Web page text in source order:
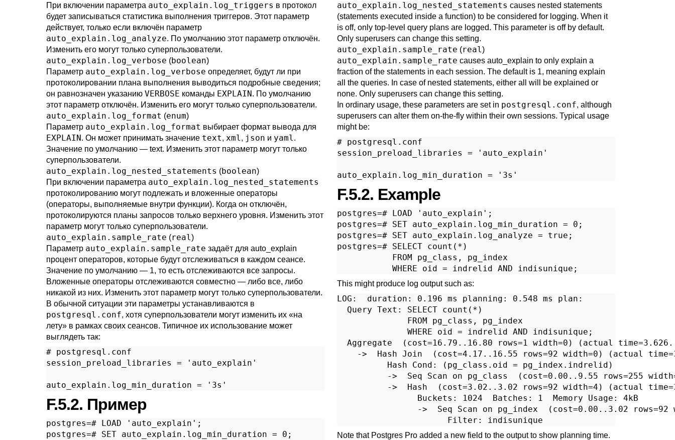
При включении параметра auto_explain.log_triggers в протокол
будет записываться статистика выполнения триггеров. Этот параметр
действует, только если включён параметр
auto_explain.log_analyze. По умолчанию этот параметр отключён.
Изменить его могут только суперпользователи.
auto_explain.log_verbose (boolean)
Параметр auto_explain.log_verbose определяет, будут ли при
протоколировании плана выполнения выводиться подробные сведения;
он равнозначен указанию VERBOSE команды EXPLAIN. По умолчанию
этот параметр отключён. Изменить его могут только суперпользователи.
auto_explain.log_format (enum)
Параметр auto_explain.log_format выбирает формат вывода для
EXPLAIN. Он может принимать значение text, xml, json и yaml.
Значение по умолчанию — text. Изменить этот параметр могут только
суперпользователи.
auto_explain.log_nested_statements (boolean)
При включении параметра auto_explain.log_nested_statements
протоколированию могут подлежать и вложенные операторы
(операторы, выполняемые внутри функции). Когда он отключён,
протоколируются планы запросов только верхнего уровня. Изменить этот
параметр могут только суперпользователи.
auto_explain.sample_rate (real)
Параметр auto_explain.sample_rate задаёт для auto_explain
процент операторов, которые будут отслеживаться в каждом сеансе.
Значение по умолчанию — 1, то есть отслеживаются все запросы.
Вложенные операторы отслеживаются совместно — либо все, либо
никакой из них. Изменить этот параметр могут только суперпользователи.
В обычной ситуации эти параметры устанавливаются в
postgresql.conf, хотя суперпользователи могут изменить их «на
лету» в рамках своих сеансов. Типичное их использование может
выглядеть так:
# postgresql.conf
session_preload_libraries = 'auto_explain'
auto_explain.log_min_duration = '3s'
F.5.2. Пример
postgres=# LOAD 'auto_explain';
postgres=# SET auto_explain.log_min_duration = 0;
auto_explain.log_nested_statements causes nested statements
(statements executed inside a function) to be considered for logging. When it
is off, only top-level query plans are logged. This parameter is off by default.
Only superusers can change this setting.
auto_explain.sample_rate (real)
auto_explain.sample_rate causes auto_explain to only explain a
fraction of the statements in each session. The default is 1, meaning explain
all the queries. In case of nested statements, either all will be explained or
none. Only superusers can change this setting.
In ordinary usage, these parameters are set in postgresql.conf, although
superusers can alter them on-the-fly within their own sessions. Typical usage
might be:
# postgresql.conf
session_preload_libraries = 'auto_explain'
F.5.2. Example
postgres=# LOAD 'auto_explain';
postgres=# SET auto_explain.log_min_duration = 0;
postgres=# SET auto_explain.log_analyze = true;
postgres=# SELECT count(*)
           FROM pg_class, pg_index
This might produce log output such as:
LOG:  duration: 0.196 ms planning: 0.548 ms plan:
  Query Text: SELECT count(*)
              FROM pg_class, pg_index
              WHERE oid = indrelid AND indisunique;
Aggregate  (cost=16.79..16.80 rows=1 width=0) (actual
->  Hash Join  (cost=4.17..16.55 rows=92 width=0) (actual
          Hash Cond: (pg_class.oid = pg_index.indrelid)
->  Seq Scan on pg_class  (cost=0.00..9.55 rows=255
->  Hash  (cost=3.02..3.02 rows=92 width=4) (actual
                Buckets: 1024  Batches: 1  Memory Usage: 4kB
->  Seq Scan on pg_index  (cost=0.00..3.02
Note that Postgres Proadded a new field to the output to show planning time.